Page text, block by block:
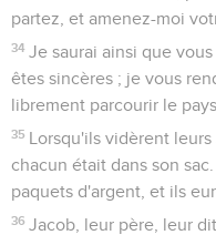
partez, et amenez-moi
34 Je saurai ainsi que
êtes sincères ; je vous
librement parcourir le pays.
35 Lorsqu'ils vidèrent
chacun était dans son
paquets d'argent, et ils
36 Jacob, leur père, leur